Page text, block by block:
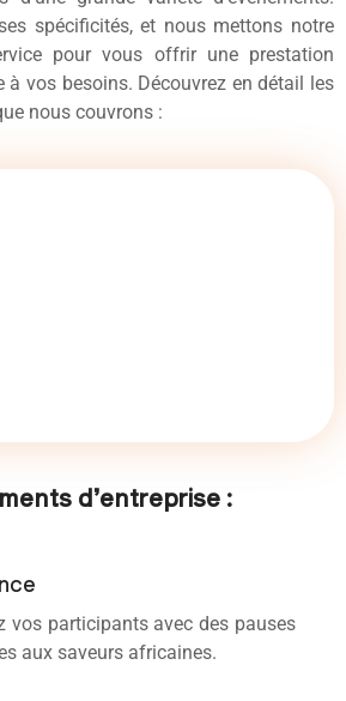
spécificités, et nous mettons notre
pour vous offrir une prestation
à vos besoins. Découvrez en détail les
nous couvrons :
d’entreprise :
vos participants avec des pauses
aux saveurs africaines.